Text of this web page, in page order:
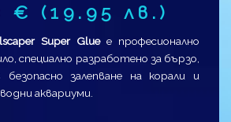
€ (19.95 лв.)
Super Glueе професионално
специално разработено за бързо,
безопасно залепване на корали и
аквариуми.